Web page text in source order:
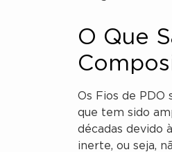
O Que
Os Fios de
que tem sido
décadas devido
inerte, ou seja,